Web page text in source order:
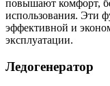
повышают комфорт,
использования. Эти
эффективной и
эксплуатации.
Ледогенератор